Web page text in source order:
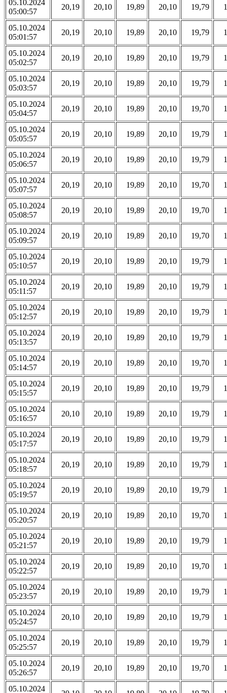
05.10.2024
05:00:57
20,19 20,10 19,89 20,10 19,79
05.10.2024
05:01:57
20,19 20,10 19,89 20,10 19,79
05.10.2024
05:02:57
20,19 20,10 19,89 20,10 19,79
05.10.2024
05:03:57
20,19 20,10 19,89 20,10 19,79
05.10.2024
05:04:57
20,19 20,10 19,89 20,10 19,70
05.10.2024
05:05:57
20,19 20,10 19,89 20,10 19,79
05.10.2024
05:06:57
20,19 20,10 19,89 20,10 19,79
05.10.2024
05:07:57
20,19 20,10 19,89 20,10 19,70
05.10.2024
05:08:57
20,19 20,10 19,89 20,10 19,70
05.10.2024
05:09:57
20,19 20,10 19,89 20,10 19,70
05.10.2024
05:10:57
20,19 20,10 19,89 20,10 19,79
05.10.2024
05:11:57
20,19 20,10 19,89 20,10 19,79
05.10.2024
05:12:57
20,19 20,10 19,89 20,10 19,79
05.10.2024
05:13:57
20,19 20,10 19,89 20,10 19,79
05.10.2024
05:14:57
20,19 20,10 19,89 20,10 19,70
05.10.2024
05:15:57
20,19 20,10 19,89 20,10 19,79
05.10.2024
05:16:57
20,10 20,10 19,89 20,10 19,79
05.10.2024
05:17:57
20,19 20,10 19,89 20,10 19,79
05.10.2024
05:18:57
20,19 20,10 19,89 20,10 19,79
05.10.2024
05:19:57
20,19 20,10 19,89 20,10 19,79
05.10.2024
05:20:57
20,19 20,10 19,89 20,10 19,70
05.10.2024
05:21:57
20,19 20,10 19,89 20,10 19,79
05.10.2024
05:22:57
20,19 20,10 19,89 20,10 19,70
05.10.2024
05:23:57
20,19 20,10 19,89 20,10 19,79
05.10.2024
05:24:57
20,10 20,10 19,89 20,10 19,79
05.10.2024
05:25:57
20,19 20,10 19,89 20,10 19,79
05.10.2024
05:26:57
20,19 20,10 19,89 20,10 19,70
05.10.2024